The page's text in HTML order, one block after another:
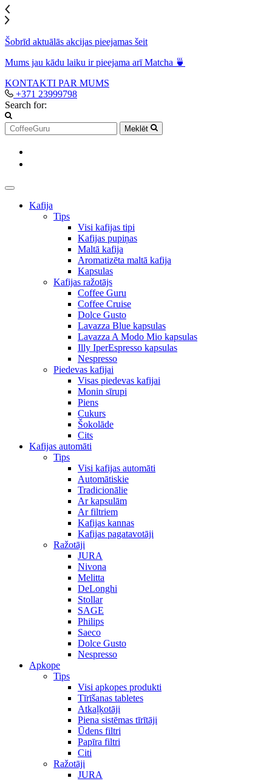
Šobrīd aktuālās akcijas pieejamas šeit
Mums jau kādu laiku ir pieejama arī Matcha 🍵
KONTAKTI PAR MUMS
+371 23999798
Search for:
Meklēt
Kafija
Tips
Visi kafijas tipi
Kafijas pupiņas
Maltā kafija
Aromatizēta maltā kafija
Kapsulas
Kafijas ražotājs
Coffee Guru
Coffee Cruise
Dolce Gusto
Lavazza Blue kapsulas
Lavazza A Modo Mio kapsulas
Illy IperEspresso kapsulas
Nespresso
Piedevas kafijai
Visas piedevas kafijai
Monin sīrupi
Piens
Cukurs
Šokolāde
Cits
Kafijas automāti
Tips
Visi kafijas automāti
Automātiskie
Tradicionālie
Ar kapsulām
Ar filtriem
Kafijas kannas
Kafijas pagatavotāji
Ražotāji
JURA
Nivona
Melitta
DeLonghi
Stollar
SAGE
Philips
Saeco
Dolce Gusto
Nespresso
Apkope
Tips
Visi apkopes produkti
Tīrīšanas tabletes
Atkaļķotāji
Piena sistēmas tīrītāji
Ūdens filtri
Papīra filtri
Citi
Ražotāji
JURA